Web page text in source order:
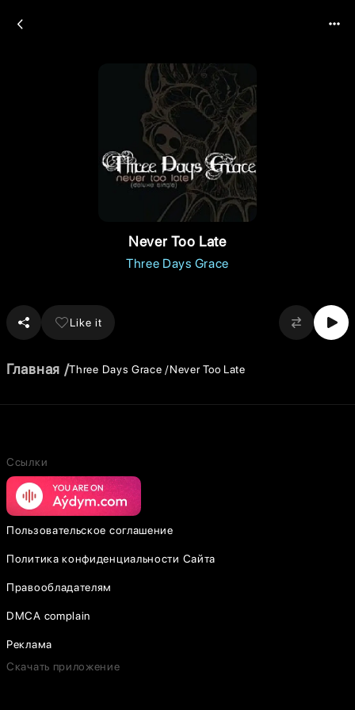
Never Too Late
Three Days Grace
Like it
Главная Three Days Grace Never Too Late
Ссылки
Пользовательское соглашение
Политика конфиденциальности Сайта
Правообладателям
DMCA complain
Реклама
Скачать приложение